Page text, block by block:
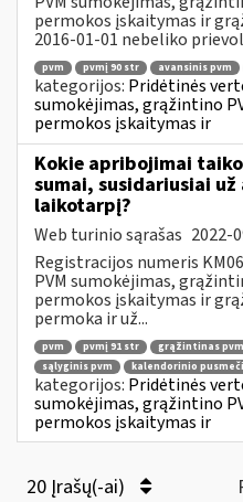
permokos įskaitymas ir
2016-01-01 nebeliko
pvm pvmį 90 str avansinis pvm
kategorijos: Pridėtinės
sumokėjimas, grąžintino
permokos įskaitymas ir
Kokie apribojimai
sumai, susidariusiai
laikotarpį?
Web turinio sąrašas 2022-
Registracijos numeris
PVM sumokėjimas,
permokos įskaitymas ir
permoka ir už...
pvm pvmį 91 str grąžintinas pvm
sąlyginis pvm
kalendorinio
kategorijos: Pridėtinės
sumokėjimas, grąžintino
permokos įskaitymas ir
20 Įrašų(-ai)